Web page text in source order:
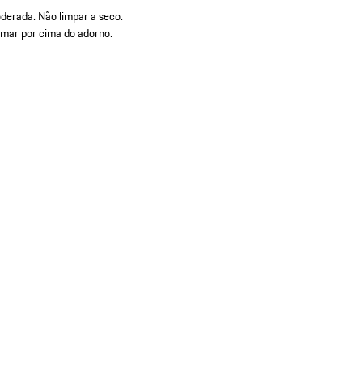
Não limpar a seco.
por cima do adorno.